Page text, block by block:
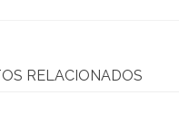
RELACIONADOS